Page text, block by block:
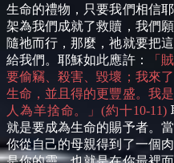
生命的禮物，只要我們相信
架為我們成就了救贖，我們
隨祂而行，那麼，祂就要把
給我們。耶穌如此應許：
「
要偷竊、殺害、毀壞；我來
生命，並且得的更豐盛。我
人為羊捨命。」(約十10-11)
就是要成為生命的賜予者。
你從自己的母親得到了一個